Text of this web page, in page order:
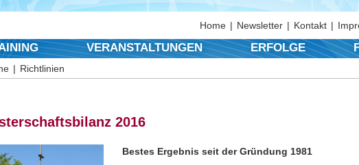
Home Newsletter Kontakt
VERANSTALTUNGEN ERFOLGE
Richtlinien
2016
Bestes Ergebnis seit der Gründung 1981